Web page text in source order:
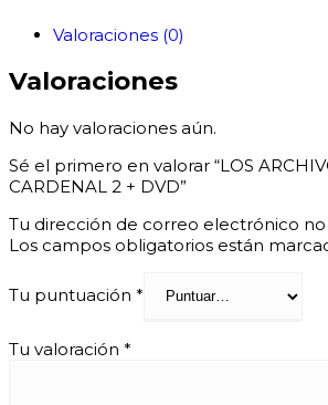
Valoraciones (0)
Valoraciones
No hay valoraciones aún.
Sé el primero en valorar “LOS
CARDENAL 2 + DVD”
Tu dirección de correo electrónico no
Los campos obligatorios están
Tu puntuación *
Tu valoración *